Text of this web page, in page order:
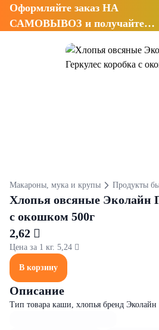
Оформляйте заказ НА
САМОВЫВОЗ и получайте
Макароны, мука и крупы Продукты
Хлопья овсяные Эколайн
с окошком 500г
2,62 
Цена за 1 кг. 5,24 
В корзину
Описание
Тип товара каши, хлопья бренд Эколайн